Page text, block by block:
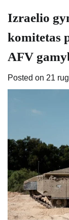
Izraelio
komitetas
AFV
Posted on 21